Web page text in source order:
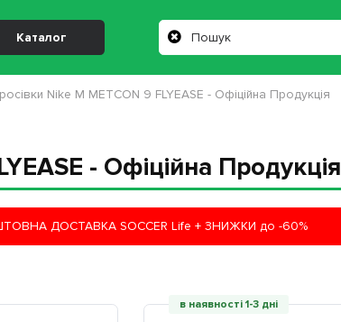
- Офіційна Продукція
ДОСТАВКА SOCCER Life + ЗНИЖКИ до -60%
в наявності 1-3 дні
Каталог
Nike M METCON 9 FLYEASE - Офіційна Продукція